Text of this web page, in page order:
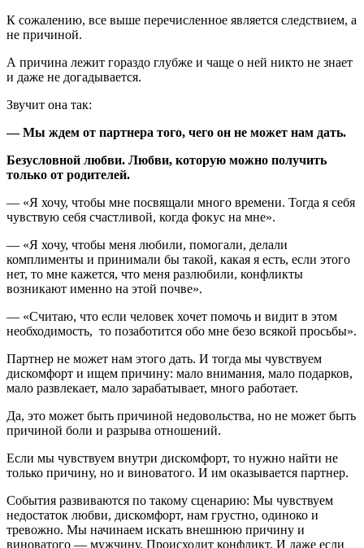
К сожалению, все выше перечисленное является следствием, а
не причиной.
А причина лежит гораздо глубже и чаще о ней никто не знает
и даже не догадывается.
Звучит она так:
— Мы ждем от партнера того, чего он не может нам дать.
Безусловной любви. Любви, которую можно получить
только от родителей.
— «Я хочу, чтобы мне посвящали много времени. Тогда я себя
чувствую себя счастливой, когда фокус на мне».
— «Я хочу, чтобы меня любили, помогали, делали
комплименты и принимали бы такой, какая я есть, если этого
нет, то мне кажется, что меня разлюбили, конфликты
возникают именно на этой почве».
— «Считаю, что если человек хочет помочь и видит в этом
необходимость, то позаботится обо мне безо всякой просьбы».
Партнер не может нам этого дать. И тогда мы чувствуем
дискомфорт и ищем причину: мало внимания, мало подарков,
мало развлекает, мало зарабатывает, много работает.
Да, это может быть причиной недовольства, но не может быть
причиной боли и разрыва отношений.
Если мы чувствуем внутри дискомфорт, то нужно найти не
только причину, но и виноватого. И им оказывается партнер.
События развиваются по такому сценарию: Мы чувствуем
недостаток любви, дискомфорт, нам грустно, одиноко и
тревожно. Мы начинаем искать внешнюю причину и
виноватого — мужчину. Происходит конфликт. И даже если